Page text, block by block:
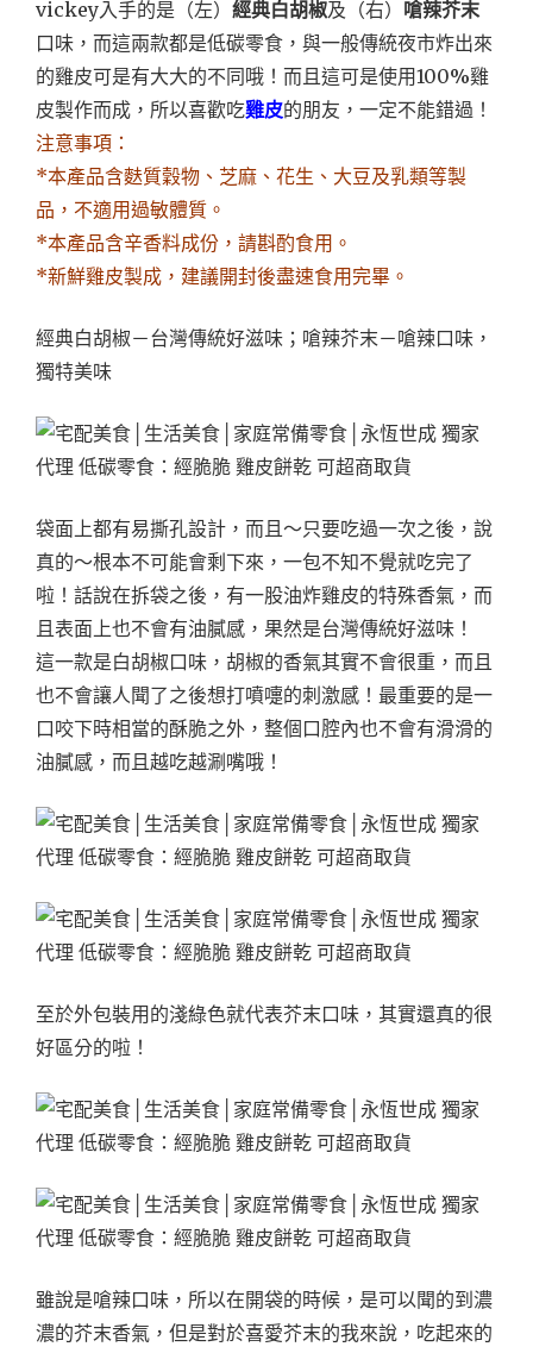
vickey入手的是（左） 經典白胡椒及（右） 嗆辣芥末
口味，而這兩款都是低碳零食，與一般傳統夜市炸出來
的雞皮可是有大大的不同哦！而且這可是使用100%雞
皮製作而成，所以喜歡吃雞皮的朋友，一定不能錯過！
注意事項：
*本產品含麩質穀物、芝麻、花生、大豆及乳類等製
品，不適用過敏體質。
*本產品含辛香料成份，請斟酌食用。
*新鮮雞皮製成，建議開封後盡速食用完畢。
經典白胡椒－台灣傳統好滋味；嗆辣芥末－嗆辣口味，
獨特美味
袋面上都有易撕孔設計，而且～只要吃過一次之後，說
真的～根本不可能會剩下來，一包不知不覺就吃完了
啦！話說在拆袋之後，有一股油炸雞皮的特殊香氣，而
且表面上也不會有油膩感，果然是台灣傳統好滋味！
這一款是白胡椒口味，胡椒的香氣其實不會很重，而且
也不會讓人聞了之後想打噴嚏的刺激感！最重要的是一
口咬下時相當的酥脆之外，整個口腔內也不會有滑滑的
油膩感，而且越吃越涮嘴哦！
至於外包裝用的淺綠色就代表芥末口味，其實還真的很
好區分的啦！
雖說是嗆辣口味，所以在開袋的時候，是可以聞的到濃
濃的芥末香氣，但是對於喜愛芥末的我來說，吃起來的